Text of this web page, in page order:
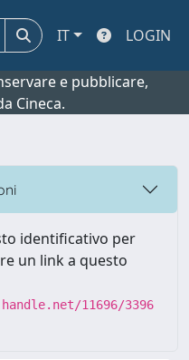
IT LOGIN
e pubblicare,
Cineca.
identificativo per
un link a questo
11696/3396